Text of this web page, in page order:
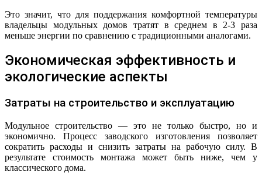
Это значит, что для поддержания комфортной температуры
владельцы модульных домов тратят в среднем в 2-3 раза
меньше энергии по сравнению с традиционными аналогами.
Экономическая эффективность и
экологические аспекты
Затраты на строительство и эксплуатацию
Модульное строительство — это не только быстро, но и
экономично. Процесс заводского изготовления позволяет
сократить расходы и снизить затраты на рабочую силу. В
результате стоимость монтажа может быть ниже, чем у
классического дома.